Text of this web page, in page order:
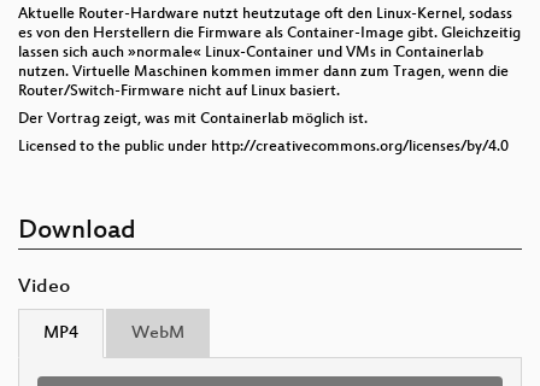
Aktuelle Router-Hardware nutzt heutzutage oft den Linux-Kernel, sodass
es von den Herstellern die Firmware als Container-Image gibt. Gleichzeitig
lassen sich auch »normale« Linux-Container und VMs in Containerlab
nutzen. Virtuelle Maschinen kommen immer dann zum Tragen, wenn die
Router/Switch-Firmware nicht auf Linux basiert.
Der Vortrag zeigt, was mit Containerlab möglich ist.
Licensed to the public under http://creativecommons.org/licenses/by/4.0
Download
Video
MP4 WebM